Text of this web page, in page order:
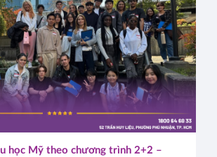
học Mỹ theo chương trình 2+2 –